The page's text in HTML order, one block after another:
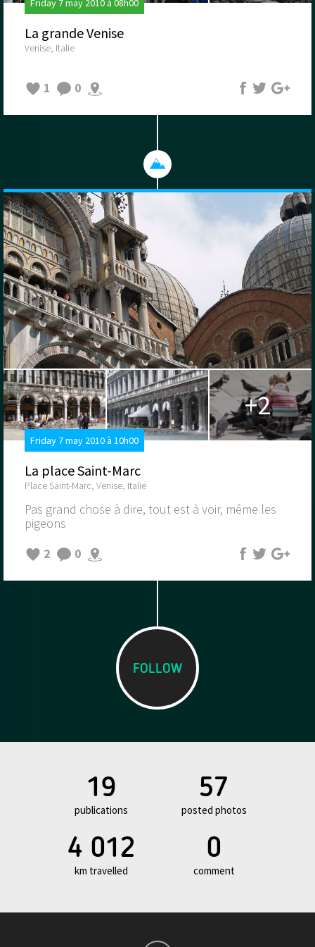
Friday 7 may 2010 à 08h00
La grande Venise
Venise, Italie
1 0
+2
Friday 7 may 2010 à 10h00
La place Saint-Marc
Place Saint-Marc, Venise, Italie
Pas grand chose à dire, tout est à voir, même les
pigeons
2
0
FOLLOW
19
publications
57
posted photos
4 012
km travelled
0
comment